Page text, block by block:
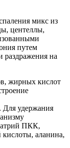
микс из
центеллы,
путем
раздражения на
жирных кислот
Для удержания
ПКК,
кислоты, аланина,